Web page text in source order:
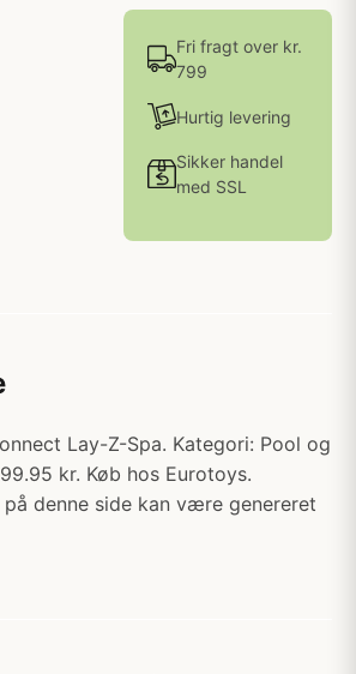
Fri fragt over kr.
799
Hurtig levering
Sikker handel
med SSL
Lay-Z-Spa. Kategori: Pool og
kr. Køb hos Eurotoys.
denne side kan være genereret